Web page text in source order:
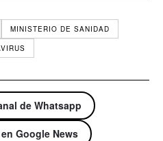
MINISTERIO DE SANIDAD
de Whatsapp
Google News